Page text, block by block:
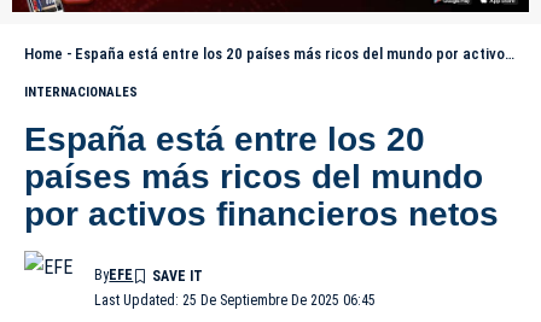
Home - España está entre los 20 países más ricos del mundo por activos financieros netos
INTERNACIONALES
España está entre los 20
países más ricos del mundo
por activos financieros netos
Last Updated: 25 De Septiembre De 2025 06:45
ByEFE